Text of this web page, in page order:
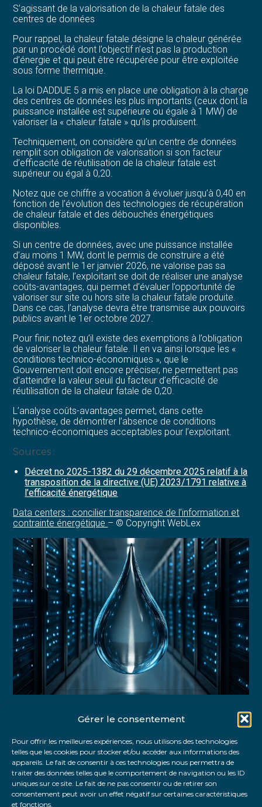
Gérer le consentement
Pour offrir les meilleures expériences, nous utilisons des technologies
telles que les cookies pour stocker et/ou accéder aux informations des
appareils. Le fait de consentir à ces technologies nous permettra de
traiter des données telles que le comportement de navigation ou les ID
uniques sur ce site. Le fait de ne pas consentir ou de retirer son
consentement peut avoir un effet négatif sur certaines caractéristiques
et fonctions.
S’agissant de la valorisation de la chaleur fatale des
centres de données
Pour rappel, la chaleur fatale désigne la chaleur générée
par un procédé dont l’objectif n’est pas la production
d’énergie et qui peut être récupérée pour être exploitée
sous forme thermique.
La loi DADDUE 5 a mis en place une obligation à la charge
des centres de données les plus importants (ceux dont la
puissance installée est supérieure ou égale à 1 MW) de
valoriser la « chaleur fatale » qu’ils produisent.
Techniquement, on considère qu’un centre de données
remplit son obligation de valorisation si son facteur
d’efficacité de réutilisation de la chaleur fatale est
supérieur ou égal à 0,20.
Notez que ce chiffre a vocation à évoluer jusqu’à 0,40 en
fonction de l’évolution des technologies de récupération
de chaleur fatale et des débouchés énergétiques
disponibles.
Si un centre de données, avec une puissance installée
d’au moins 1 MW, dont le permis de construire a été
déposé avant le 1er janvier 2026, ne valorise pas sa
chaleur fatale, l’exploitant se doit de réaliser une analyse
coûts-avantages, qui permet d’évaluer l’opportunité de
valoriser sur site ou hors site la chaleur fatale produite.
Dans ce cas, l’analyse devra être transmise aux pouvoirs
publics avant le 1er octobre 2027.
Pour finir, notez qu’il existe des exemptions à l’obligation
de valoriser la chaleur fatale. Il en va ainsi lorsque les «
conditions technico-économiques », que le
Gouvernement doit encore préciser, ne permettent pas
d’atteindre la valeur seuil du facteur d’efficacité de
réutilisation de la chaleur fatale de 0,20.
L’analyse coûts-avantages permet, dans cette
hypothèse, de démontrer l’absence de conditions
technico-économiques acceptables pour l’exploitant.
Sources :
Décret no 2025-1382 du 29 décembre 2025 relatif à la
transposition de la directive (UE) 2023/1791 relative à
l’efficacité énergétique
Data centers : concilier transparence de l’information et
contrainte énergétique – © Copyright WebLex
FaceBook
TwitterLinkedIn